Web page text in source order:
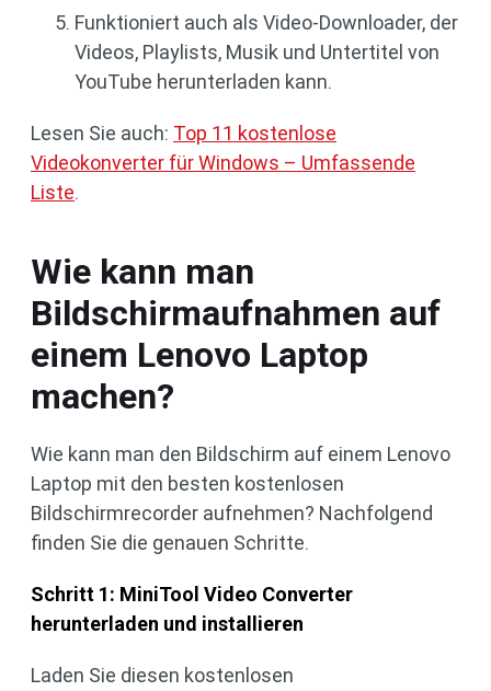
Funktioniert auch als Video-Downloader, der
Videos, Playlists, Musik und Untertitel von
YouTube herunterladen kann.
Lesen Sie auch: Top 11 kostenlose
Videokonverter für Windows – Umfassende
Liste.
Wie kann man
Bildschirmaufnahmen auf
einem Lenovo Laptop
machen?
Wie kann man den Bildschirm auf einem Lenovo
Laptop mit den besten kostenlosen
Bildschirmrecorder aufnehmen? Nachfolgend
finden Sie die genauen Schritte.
Schritt 1: MiniTool Video Converter
herunterladen und installieren
Laden Sie diesen kostenlosen